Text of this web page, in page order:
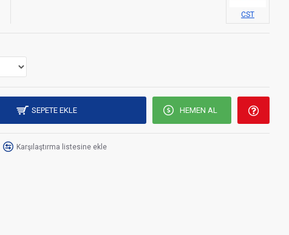
CST
SEPETE EKLE HEMEN AL
Karşılaştırma listesine ekle